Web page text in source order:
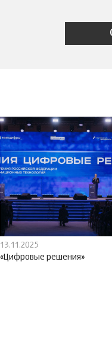
13.11.2025
«Цифровые решения»